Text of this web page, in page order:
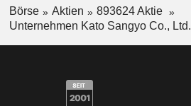
Börse Aktien
893624 Aktie
Unternehmen Kato Sangyo Co., Ltd.